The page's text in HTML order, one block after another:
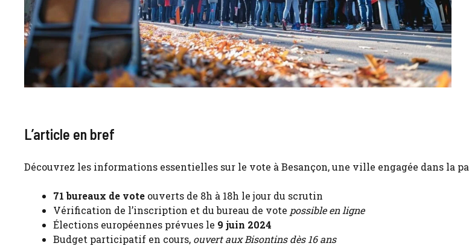
L’article en bref
Découvrez les informations essentielles sur le vote à Besançon, une ville engagée dans la
71 bureaux de vote ouverts de 8h à 18h le jour du scrutin
Vérification de l’inscription et du bureau de vote possible en ligne
Élections européennes prévues le 9 juin 2024
Budget participatif en cours, ouvert aux Bisontins dès 16 ans